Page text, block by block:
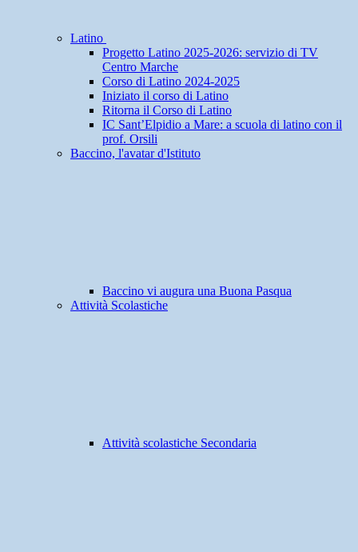
Latino
Progetto Latino 2025-2026: servizio di TV
Centro Marche
Corso di Latino 2024-2025
Iniziato il corso di Latino
Ritorna il Corso di Latino
IC Sant’Elpidio a Mare: a scuola di latino con il
prof. Orsili
Baccino, l'avatar d'Istituto
Baccino vi augura una Buona Pasqua
Attività Scolastiche
Attività scolastiche Secondaria